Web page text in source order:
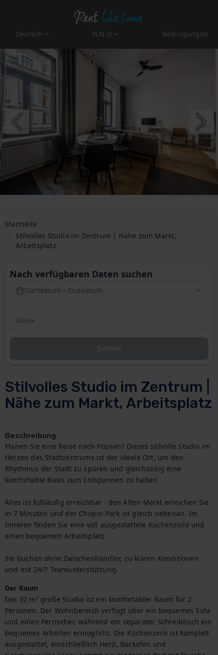
Deutsch PLN zł Bedingungen
Startseite
Stilvolles Studio im Zentrum | Nähe zum Markt,
Arbeitsplatz
Stilvolles Studio im Zentrum |
Nähe zum Markt, Arbeitsplatz
Beschreibung
Planen Sie eine Reise nach Poznan? Dieses stilvolle Studio im
Herzen des Stadtzentrums ist der ideale Ort, um den
Rhythmus der Stadt zu spüren und gleichzeitig eine
komfortable Basis zum Entspannen zu haben.
Alles ist fußläufig erreichbar - den Alten Markt erreichen Sie
in 7 Minuten und der Chopin-Park ist gleich nebenan. Im
Inneren finden Sie eine voll ausgestattete Küchenzeile und
einen bequemen Arbeitsplatz.
Sie buchen ohne Zwischenhändler, zu klaren Konditionen
und mit 24/7 Teamunterstützung.
Der Raum
Das 32 m² große Studio ist ein komfortabler Raum für 2
Personen. Der Wohnbereich verfügt über ein bequemes Sofa
und einen Fernseher, während ein separater Schreibtisch ein
bequemes Arbeiten ermöglicht. Die Küchenzeile ist komplett
ausgestattet, einschließlich Herd, Backofen und
Nach verfügbaren Daten suchen
Startdatum – Enddatum